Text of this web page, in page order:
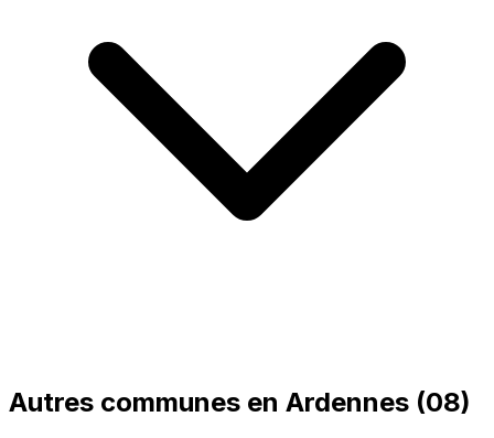
Autres communes en Ardennes (08)